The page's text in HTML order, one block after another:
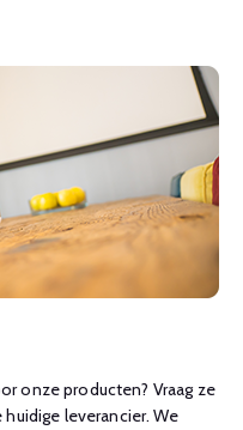
onze producten? Vraag ze
leverancier. We